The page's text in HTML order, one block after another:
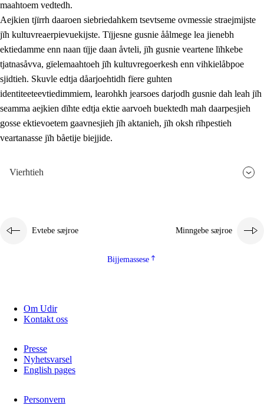
maahtoem vedtedh.
Aejkien tjïrrh daaroen siebriedahkem tsevtseme ovmessie straejmijste
jïh kultuvreaerpievuekijste. Tïjjesne gusnie åålmege lea jienebh
ektiedamme enn naan tïjje daan åvteli, jïh gusnie veartene lïhkebe
tjatnasåvva, gïelemaahtoeh jïh kultuvregoerkesh enn vihkielåbpoe
sjidtieh. Skuvle edtja dåarjoehtidh fïere guhten
identiteeteevtiedimmiem, learohkh jearsoes darjodh gusnie dah leah jïh
seamma aejkien dïhte edtja ektie aarvoeh buektedh mah daarpesjieh
gosse ektievoetem gaavnesjieh jïh aktanieh, jïh oksh rïhpestieh
veartanasse jïh båetije biejjide.
Vierhtieh
Evtebe sæjroe Minngebe sæjroe
Bijjemassese
Om Udir
Kontakt oss
Presse
Nyhetsvarsel
English pages
Personvern